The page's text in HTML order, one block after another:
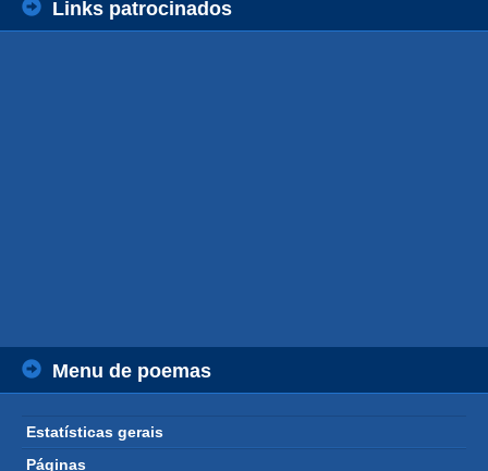
Links patrocinados
Menu de poemas
Estatísticas gerais
Páginas